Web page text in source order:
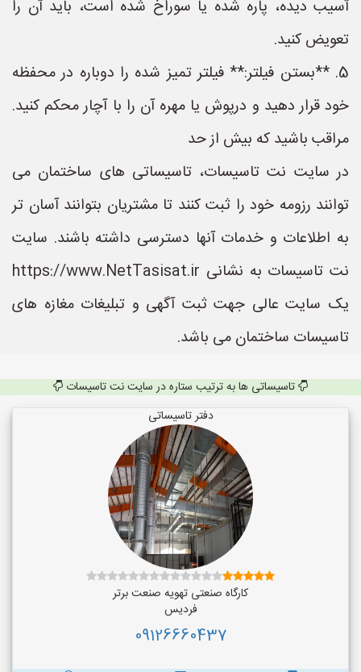
آسیب دیده، پاره شده یا سوراخ شده است، باید آن را
تعویض کنید.
5. **بستن فیلتر:** فیلتر تمیز شده را دوباره در محفظه
خود قرار دهید و درپوش یا مهره آن را با آچار محکم کنید.
مراقب باشید که بیش از حد
در سایت نت تاسیسات، تاسیساتی های ساختمان می
توانند رزومه خود را ثبت کنند تا مشتریان بتوانند آسان تر
به اطلاعات و خدمات آنها دسترسی داشته باشند. سایت
نت تاسیسات به نشانی https://www.NetTasisat.ir
یک سایت عالی جهت ثبت آگهی و تبلیغات مغازه های
تاسیسات ساختمان می باشد.
تاسیساتی ها به ترتیب ستاره در سایت نت تاسیسات
دفتر تاسیساتی
کارگاه صنعتی تهویه صنعت برتر
فردیس
09126660437